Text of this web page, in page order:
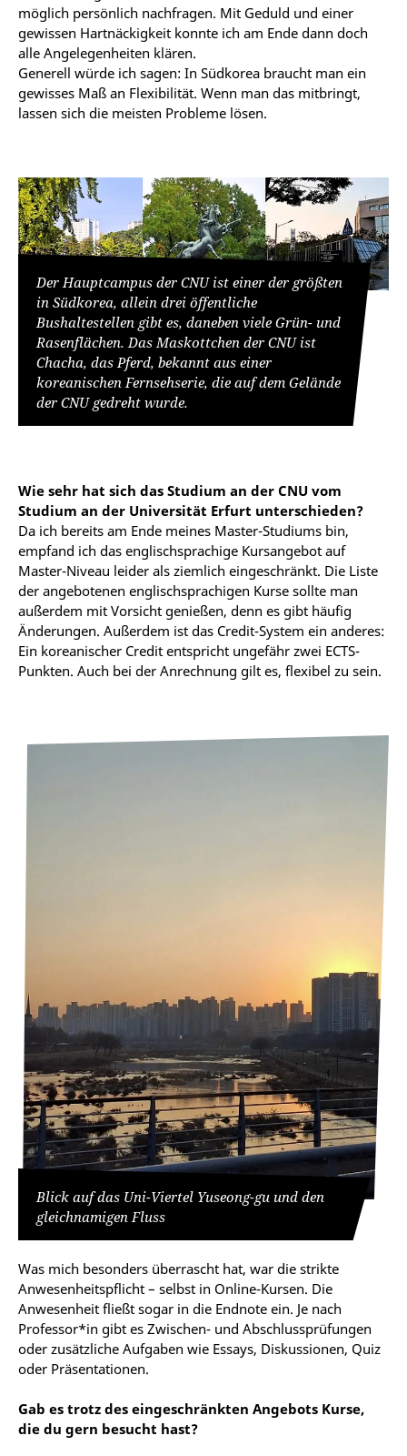
möglich persönlich nachfragen. Mit Geduld und einer
gewissen Hartnäckigkeit konnte ich am Ende dann doch
alle Angelegenheiten klären.
Generell würde ich sagen: In Südkorea braucht man ein
gewisses Maß an Flexibilität. Wenn man das mitbringt,
lassen sich die meisten Probleme lösen.
Der Hauptcampus der CNU ist einer der größten
in Südkorea, allein drei öffentliche
Bushaltestellen gibt es, daneben viele Grün- und
Rasenflächen. Das Maskottchen der CNU ist
Chacha, das Pferd, bekannt aus einer
koreanischen Fernsehserie, die auf dem Gelände
der CNU gedreht wurde.
Wie sehr hat sich das Studium an der CNU vom
Studium an der Universität Erfurt unterschieden?
Da ich bereits am Ende meines Master-Studiums bin,
empfand ich das englischsprachige Kursangebot auf
Master-Niveau leider als ziemlich eingeschränkt. Die Liste
der angebotenen englischsprachigen Kurse sollte man
außerdem mit Vorsicht genießen, denn es gibt häufig
Änderungen. Außerdem ist das Credit-System ein anderes:
Ein koreanischer Credit entspricht ungefähr zwei ECTS-
Punkten. Auch bei der Anrechnung gilt es, flexibel zu sein.
Blick auf das Uni-Viertel Yuseong-gu und den
gleichnamigen Fluss
Was mich besonders überrascht hat, war die strikte
Anwesenheitspflicht – selbst in Online-Kursen. Die
Anwesenheit fließt sogar in die Endnote ein. Je nach
Professor*in gibt es Zwischen- und Abschlussprüfungen
oder zusätzliche Aufgaben wie Essays, Diskussionen, Quiz
oder Präsentationen.
Gab es trotz des eingeschränkten Angebots Kurse,
die du gern besucht hast?